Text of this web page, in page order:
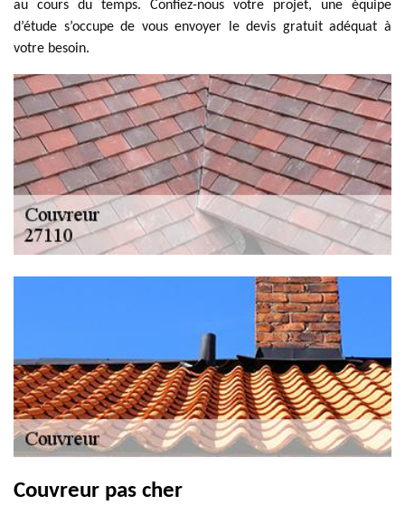
au cours du temps. Confiez-nous votre projet, une équipe
d’étude s’occupe de vous envoyer le devis gratuit adéquat à
votre besoin.
Couvreur pas cher